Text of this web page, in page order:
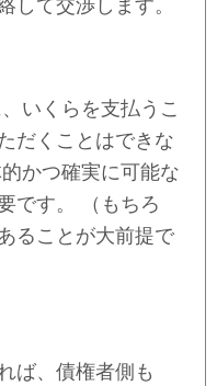
して交渉します。
いくらを支払うこ
だくことはできな
かつ確実に可能な
です。 （もちろ
ることが大前提で
ば、債権者側も